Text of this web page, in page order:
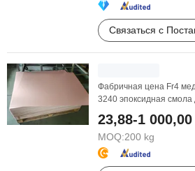
Связаться с
Фабричная цена Fr4
3240 эпоксидная смола
23,88-1
MOQ:200 kg